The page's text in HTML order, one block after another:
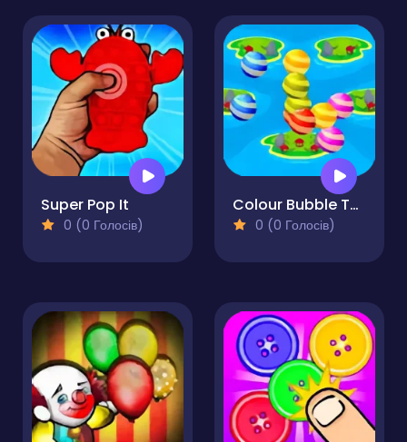
Super Pop It
0 (0 Голосів)
Colour Bubble Touch
0 (0 Голосів)